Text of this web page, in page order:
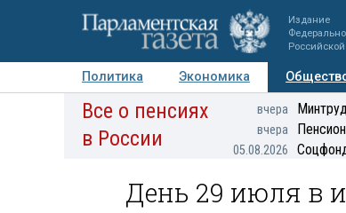
Издание
Политика Экономика
Авторы Персоны Мнения
Все о пенсиях
в России
вчера
вчера
05.08.2026
День 29 июля в